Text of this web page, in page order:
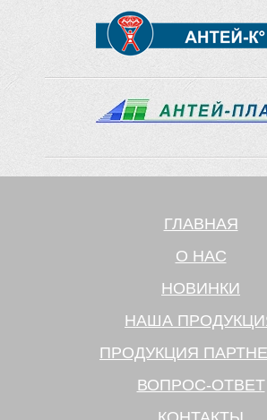
ГЛАВНАЯ
О НАС
НОВИНКИ
НАША
ПРОДУКЦИЯ
ВОПРОС-ОТВЕТ